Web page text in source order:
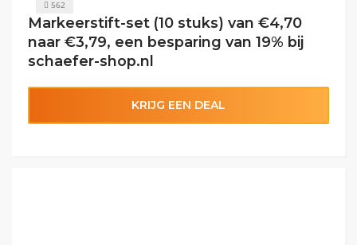
562
Markeerstift-set (10 stuks) van €4,70
naar €3,79, een besparing van 19% bij
schaefer-shop.nl
KRIJG EEN DEAL